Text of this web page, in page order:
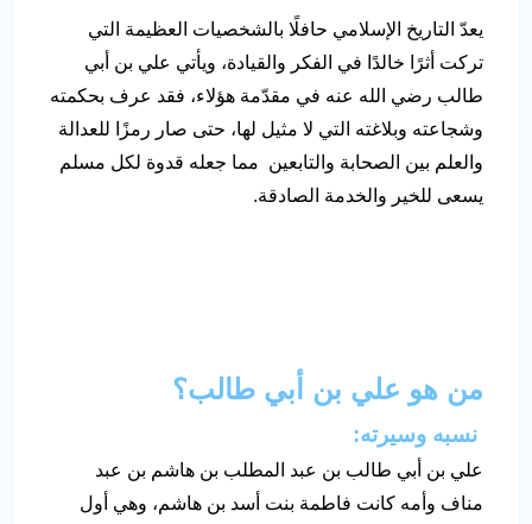
يعدّ التاريخ الإسلامي حافلًا بالشخصيات العظيمة التي
تركت أثرًا خالدًا في الفكر والقيادة، ويأتي علي بن أبي
طالب رضي الله عنه في مقدّمة هؤلاء، فقد عرف بحكمته
وشجاعته وبلاغته التي لا مثيل لها، حتى صار رمزًا للعدالة
والعلم بين الصحابة والتابعين مما جعله قدوة لكل مسلم
يسعى للخير والخدمة الصادقة.
من هو علي بن أبي طالب؟
نسبه وسيرته:
علي بن أبي طالب بن عبد المطلب بن هاشم بن عبد
مناف وأمه كانت فاطمة بنت أسد بن هاشم، وهي أول